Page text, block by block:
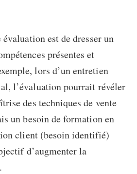
est de dresser un
présentes et
lors d’un entretien
l’évaluation pourrait révéler
des techniques de vente
un besoin de formation en
client (besoin identifié)
d’augmenter la